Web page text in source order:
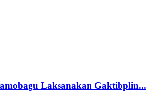
Laksanakan Gaktibplin...